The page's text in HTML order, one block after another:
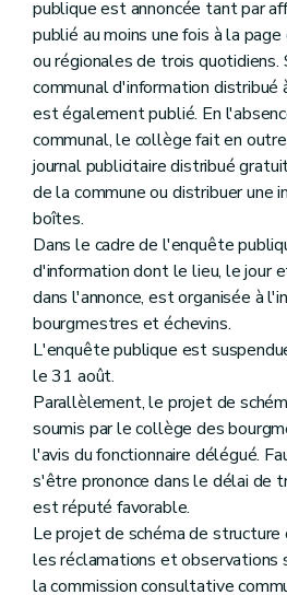
publique est annoncée tant par
publié au moins une fois à la
ou régionales de trois
communal d'information distribué
est également publié. En
communal, le collège fait en
journal publicitaire distribué
de la commune ou distribuer une
boîtes.
Dans le cadre de l'enquête
d'information dont le lieu, le jour
dans l'annonce, est organisée à
bourgmestres et échevins.
L'enquête publique est
le 31 août.
Parallèlement, le projet de
soumis par le collège des
l'avis du fonctionnaire délégué.
s'être prononce dans le délai de
est réputé favorable.
Le projet de schéma de structure
les réclamations et observations
la commission consultative